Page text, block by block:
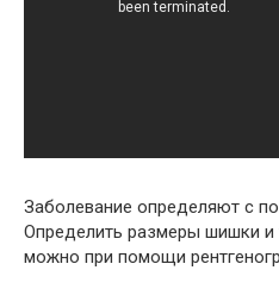
Заболевание определяют с
Определить размеры шишки
можно при помощи